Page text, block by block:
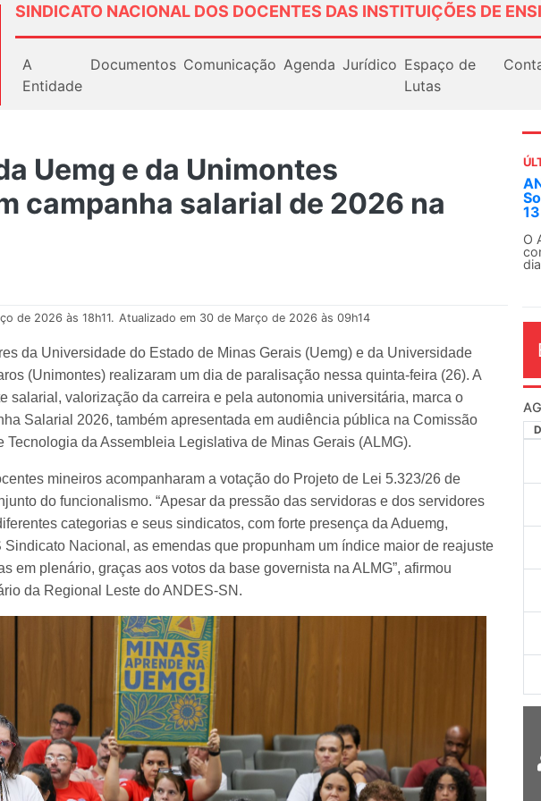
SINDICATO NACIONAL DOS DOCENTES DAS INSTITUIÇÕES DE
A
Entidade
Documentos Comunicação Agenda Jurídico Espaço de
Lutas
Uemg e da Unimontes
campanha salarial de 2026 na
de 2026 às 18h11. Atualizado em 30 de Março de 2026 às 09h14
da Universidade do Estado de Minas Gerais (Uemg) e da Universidade
(Unimontes) realizaram um dia de paralisação nessa quinta-feira (26). A
salarial, valorização da carreira e pela autonomia universitária, marca o
Salarial 2026, também apresentada em audiência pública na Comissão
Tecnologia da Assembleia Legislativa de Minas Gerais (ALMG).
mineiros acompanharam a votação do Projeto de Lei 5.323/26 de
do funcionalismo. “Apesar da pressão das servidoras e dos servidores
categorias e seus sindicatos, com forte presença da Aduemg,
Nacional, as emendas que propunham um índice maior de reajuste
em plenário, graças aos votos da base governista na ALMG”, afirmou
da Regional Leste do ANDES-SN.